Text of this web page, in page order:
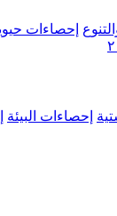
إحصاءات
إحصاءات البيئة